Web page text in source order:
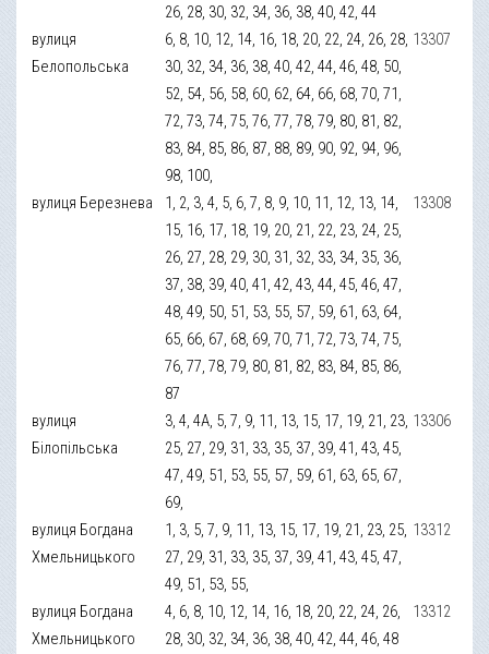
26, 28, 30, 32, 34, 36, 38, 40, 42, 44
вулиця
Белопольська
6, 8, 10, 12, 14, 16, 18, 20, 22, 24, 26, 28,
30, 32, 34, 36, 38, 40, 42, 44, 46, 48, 50,
52, 54, 56, 58, 60, 62, 64, 66, 68, 70, 71,
72, 73, 74, 75, 76, 77, 78, 79, 80, 81, 82,
83, 84, 85, 86, 87, 88, 89, 90, 92, 94, 96,
98, 100,
13307
вулиця Березнева
1, 2, 3, 4, 5, 6, 7, 8, 9, 10, 11, 12, 13, 14,
15, 16, 17, 18, 19, 20, 21, 22, 23, 24, 25,
26, 27, 28, 29, 30, 31, 32, 33, 34, 35, 36,
37, 38, 39, 40, 41, 42, 43, 44, 45, 46, 47,
48, 49, 50, 51, 53, 55, 57, 59, 61, 63, 64,
65, 66, 67, 68, 69, 70, 71, 72, 73, 74, 75,
76, 77, 78, 79, 80, 81, 82, 83, 84, 85, 86,
87
13308
вулиця
Білопільська
3, 4, 4А, 5, 7, 9, 11, 13, 15, 17, 19, 21, 23,
25, 27, 29, 31, 33, 35, 37, 39, 41, 43, 45,
47, 49, 51, 53, 55, 57, 59, 61, 63, 65, 67,
69,
13306
вулиця Богдана
Хмельницького
1, 3, 5, 7, 9, 11, 13, 15, 17, 19, 21, 23, 25,
27, 29, 31, 33, 35, 37, 39, 41, 43, 45, 47,
49, 51, 53, 55,
13312
вулиця Богдана
Хмельницького
4, 6, 8, 10, 12, 14, 16, 18, 20, 22, 24, 26,
28, 30, 32, 34, 36, 38, 40, 42, 44, 46, 48
13312